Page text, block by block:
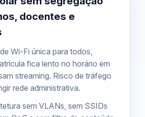
docentes e
Wi-Fi única para todos,
fica lento no horário em
streaming. Risco de tráfego
rede administrativa.
sem VLANs, sem SSIDs